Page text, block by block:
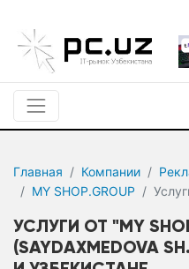
Главная Компании
MY SHOP.GROUP
УСЛУГИ ОТ "MY
(SAYDAXMEDOVA